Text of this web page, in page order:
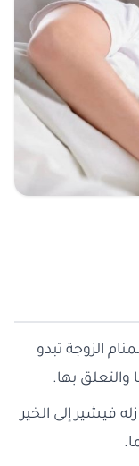
الزوجة تبدو
والتعلق بها.
فيشير إلى الخير